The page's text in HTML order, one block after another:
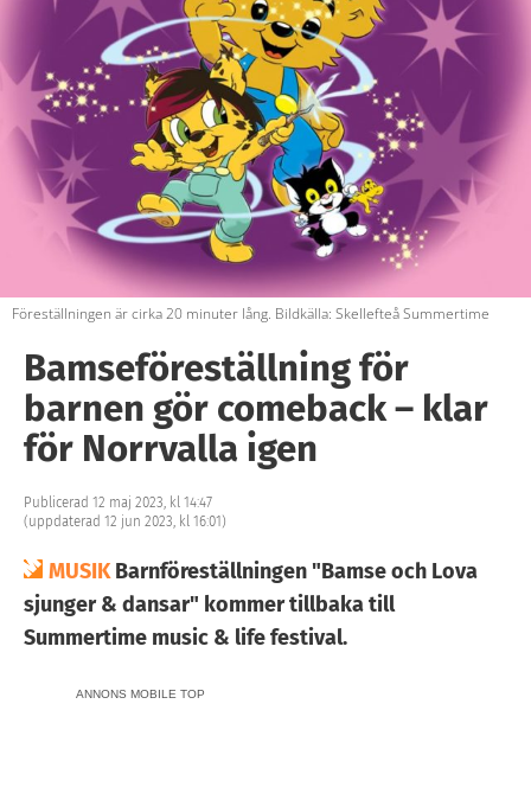
Föreställningen är cirka 20 minuter lång. Bildkälla: Skellefteå Summertime
Bamseföreställning för
barnen gör comeback – klar
för Norrvalla igen
Publicerad 12 maj 2023, kl 14:47
(uppdaterad 12 jun 2023, kl 16:01)
MUSIKBarnföreställningen "Bamse och Lova
sjunger & dansar" kommer tillbaka till
Summertime music & life festival.
ANNONS MOBILE TOP